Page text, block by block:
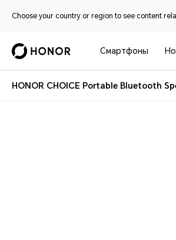
Choose your country or region to see content
Смартфоны
HONOR CHOICE Portable Bluetooth